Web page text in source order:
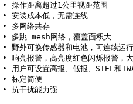
• 操作距离超过1公里视距范围
• 安装成本低，无需连线
• 多网络共存
• 多跳 mesh网络，覆盖面积大
• 野外可换传感器和电池，可连续运
• 响亮报警，高亮度红色闪烁报警，
• 用户可设置高报、低报、STEL和
• 标定简便
• 抗干扰能力强